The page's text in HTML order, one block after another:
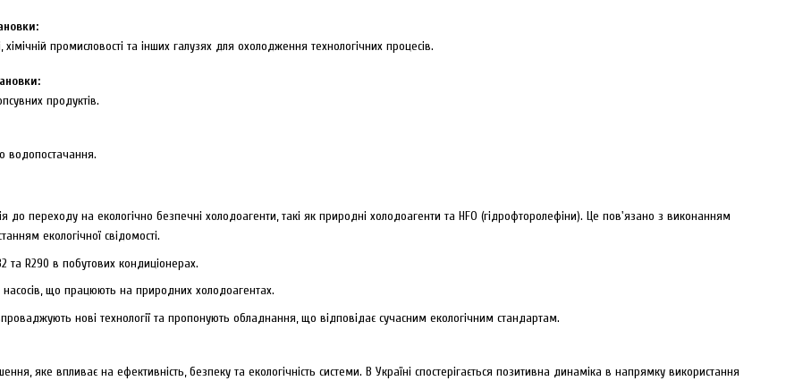
хімічній промисловості та інших галузях для охолодження технологічних процесів.
продуктів.
водопостачання.
до переходу на екологічно безпечні холодоагенти, такі як природні холодоагенти та HFO (гідрофторолефіни). Це пов'язано з виконанням
екологічної свідомості.
та R290 в побутових кондиціонерах.
насосів, що працюють на природних холодоагентах.
нові технології та пропонують обладнання, що відповідає сучасним екологічним стандартам.
яке впливає на ефективність, безпеку та екологічність системи. В Україні спостерігається позитивна динаміка в напрямку використання